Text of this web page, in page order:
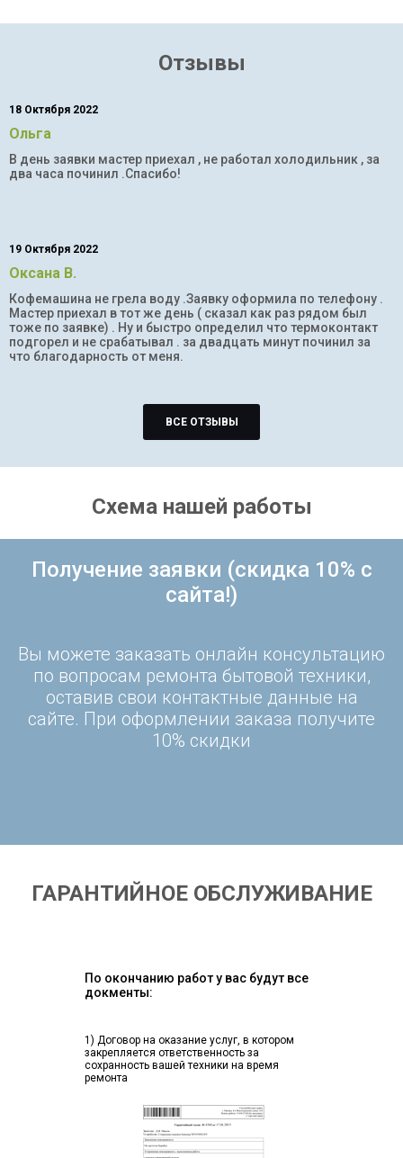
Отзывы
18 Октября 2022
Ольга
В день заявки мастер приехал , не работал холодильник , за
два часа починил .Спасибо!
19 Октября 2022
Оксана В.
Кофемашина не грела воду .Заявку оформила по телефону .
Мастер приехал в тот же день ( сказал как раз рядом был
тоже по заявке) . Ну и быстро определил что термоконтакт
подгорел и не срабатывал . за двадцать минут починил за
что благодарность от меня.
ВСЕ ОТЗЫВЫ
Схема нашей работы
Получение заявки (скидка 10% с
сайта!)
Вы можете заказать онлайн консультацию
по вопросам ремонта бытовой техники,
оставив свои контактные данные на
сайте. При оформлении заказа получите
10% скидки
ГАРАНТИЙНОЕ ОБСЛУЖИВАНИЕ
По окончанию работ у вас будут все
докменты:
1) Договор на оказание услуг, в котором
закрепляется ответственность за
сохранность вашей техники на время
ремонта